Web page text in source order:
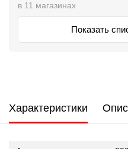
в 11 магазинах
Показать
Характеристики